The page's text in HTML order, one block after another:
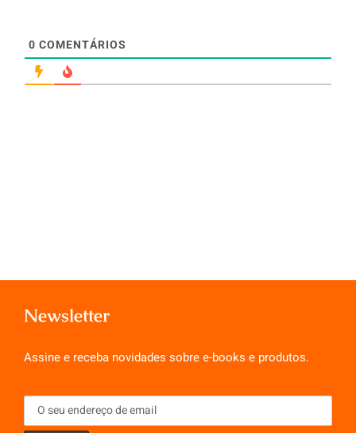
0 COMENTÁRIOS
Newsletter
Assine e receba novidades sobre e-books e produtos.